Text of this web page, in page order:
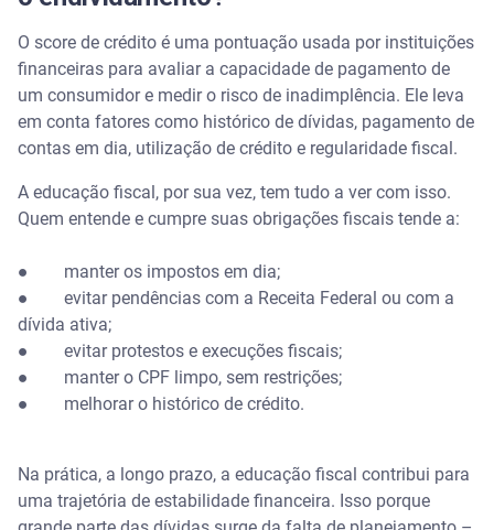
O score de crédito é uma pontuação usada por instituições
financeiras para avaliar a capacidade de pagamento de
um consumidor e medir o risco de inadimplência. Ele leva
em conta fatores como histórico de dívidas, pagamento de
contas em dia, utilização de crédito e regularidade fiscal.
A educação fiscal, por sua vez, tem tudo a ver com isso.
Quem entende e cumpre suas obrigações fiscais tende a:
● manter os impostos em dia;
● evitar pendências com a Receita Federal ou com a
dívida ativa;
● evitar protestos e execuções fiscais;
● manter o CPF limpo, sem restrições;
● melhorar o histórico de crédito.
Na prática, a longo prazo, a educação fiscal contribui para
uma trajetória de estabilidade financeira. Isso porque